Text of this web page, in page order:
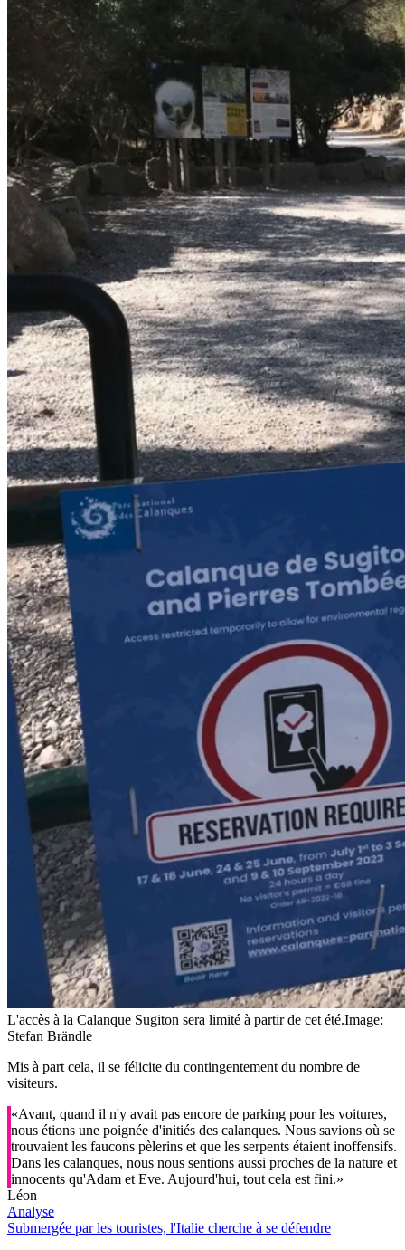
L'accès à la Calanque Sugiton sera limité à partir de cet été.Image:
Stefan Brändle
Mis à part cela, il se félicite du contingentement du nombre de
visiteurs.
«Avant, quand il n'y avait pas encore de parking pour les voitures,
nous étions une poignée d'initiés des calanques. Nous savions où se
trouvaient les faucons pèlerins et que les serpents étaient inoffensifs.
Dans les calanques, nous nous sentions aussi proches de la nature et
innocents qu'Adam et Eve. Aujourd'hui, tout cela est fini.»
Léon
Analyse
Submergée par les touristes, l'Italie cherche à se défendre